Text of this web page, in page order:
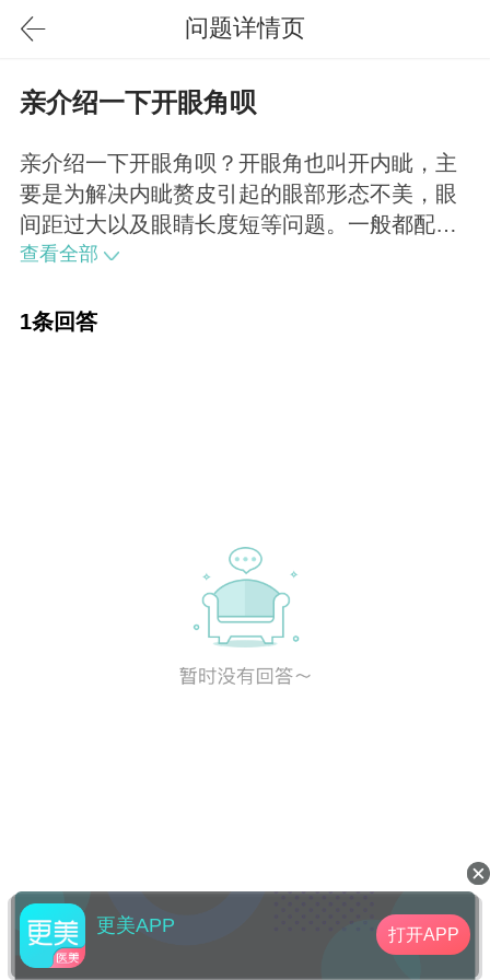
问题详情页
亲介绍一下开眼角呗
亲介绍一下开眼角呗？开眼角也叫开内眦，主
要是为解决内眦赘皮引起的眼部形态不美，眼
间距过大以及眼睛长度短等问题。一般都配合
切开式双眼皮手术一起进行。
查看全部
1条回答
更美APP 打开APP